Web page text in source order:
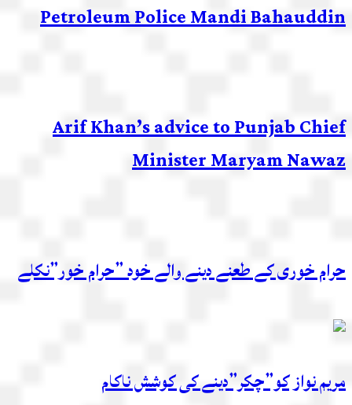
Petroleum Police Mandi Bahauddin
Arif Khan’s advice to Punjab Chief
Minister Maryam Nawaz
حرام خوری کے طعنے دینے والے خود ”حرام خور”نکلے
مریم نواز کو”چکر”دینے کی کوشش ناکام